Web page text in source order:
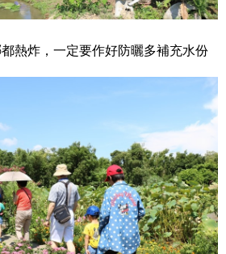
熱炸，一定要作好防曬多補充水份